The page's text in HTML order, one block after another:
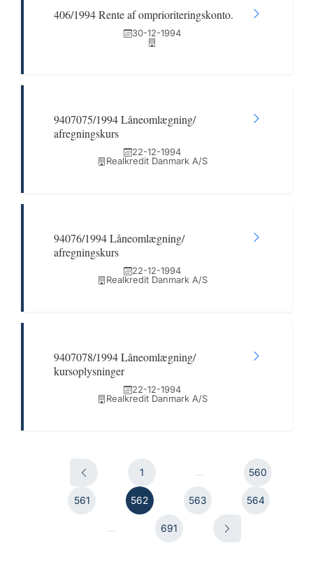
406/1994 Rente af omprioriteringskonto.
30-12-1994
9407075/1994 Låneomlægning/
afregningskurs
22-12-1994
Realkredit Danmark A/S
94076/1994 Låneomlægning/
afregningskurs
22-12-1994
Realkredit Danmark A/S
9407078/1994 Låneomlægning/
kursoplysninger
22-12-1994
Realkredit Danmark A/S
1 ... 560
561 562 563 564
... 691